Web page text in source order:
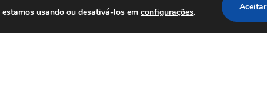
usando ou desativá-los emconfigurações. Aceitar